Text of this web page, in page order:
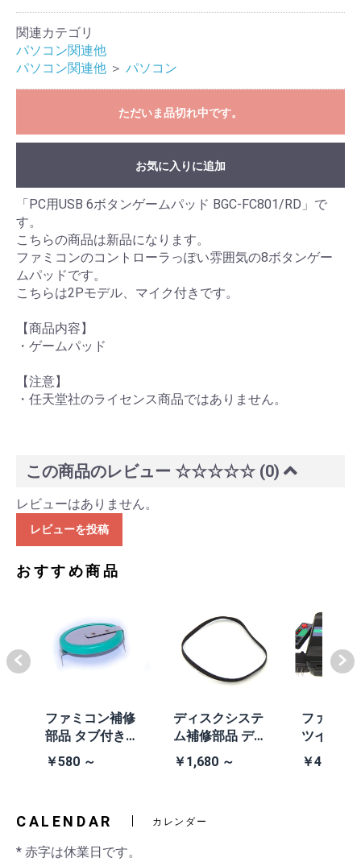
関連カテゴリ
パソコン関連他
パソコン関連他 ＞ パソコン
ただいま品切れ中です。
お気に入りに追加
「PC用USB 6ボタンゲームパッド BGC-FC801/RD」で
す。
こちらの商品は新品になります。
ファミコンのコントローラっぽい雰囲気の8ボタンゲー
ムパッドです。
こちらは2Pモデル、マイク付きです。
【商品内容】
・ゲームパッド
【注意】
・任天堂社のライセンス商品ではありません。
この商品のレビュー ☆☆☆☆☆ (0)
レビューはありません。
レビューを投稿
おすすめ商品
ファミコン補修
部品 タブ付きコ
イン電池(CR203
2)
￥580 ～
ディスクシステ
ム補修部品 ディ
スクシステム用
交換ベルト
￥1,680 ～
ファミコ
ツインフ
ン本体
黒・連射
￥41,980
CALENDAR カレンダー
* 赤字は休業日です。